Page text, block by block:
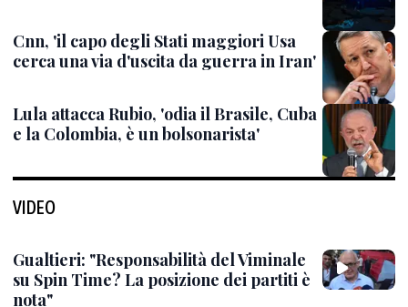
Cnn, 'il capo degli Stati maggiori Usa
cerca una via d'uscita da guerra in Iran'
Lula attacca Rubio, 'odia il Brasile, Cuba
e la Colombia, è un bolsonarista'
VIDEO
Gualtieri: "Responsabilità del Viminale
su Spin Time? La posizione dei partiti è
nota"